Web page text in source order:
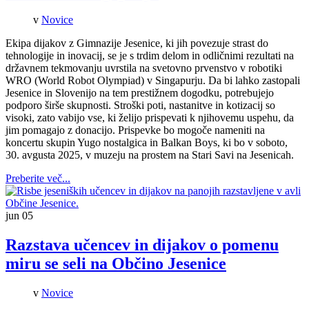
v Novice
Ekipa dijakov z Gimnazije Jesenice, ki jih povezuje strast do
tehnologije in inovacij, se je s trdim delom in odličnimi rezultati na
državnem tekmovanju uvrstila na svetovno prvenstvo v robotiki
WRO (World Robot Olympiad) v Singapurju. Da bi lahko zastopali
Jesenice in Slovenijo na tem prestižnem dogodku, potrebujejo
podporo širše skupnosti. Stroški poti, nastanitve in kotizacij so
visoki, zato vabijo vse, ki želijo prispevati k njihovemu uspehu, da
jim pomagajo z donacijo. Prispevke bo mogoče nameniti na
koncertu skupin Yugo nostalgica in Balkan Boys, ki bo v soboto,
30. avgusta 2025, v muzeju na prostem na Stari Savi na Jesenicah.
Preberite več...
jun 05
Razstava učencev in dijakov o pomenu
miru se seli na Občino Jesenice
v Novice